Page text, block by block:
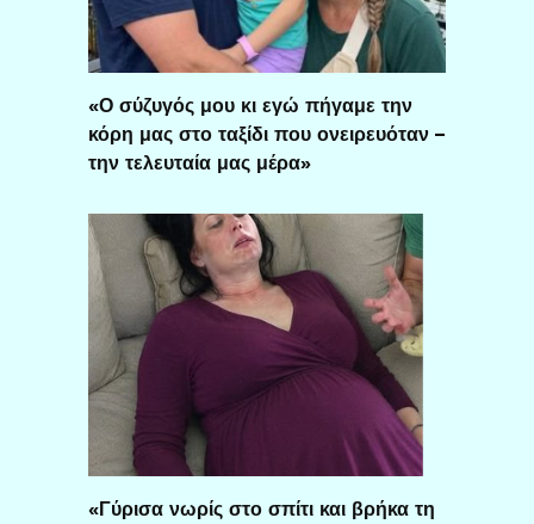
«Ο σύζυγός μου κι εγώ πήγαμε την
κόρη μας στο ταξίδι που ονειρευόταν –
την τελευταία μας μέρα»
«Γύρισα νωρίς στο σπίτι και βρήκα τη